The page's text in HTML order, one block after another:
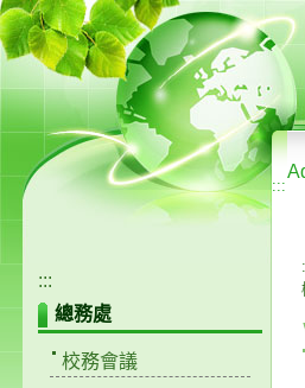
:::
:::
總務處
校務會議